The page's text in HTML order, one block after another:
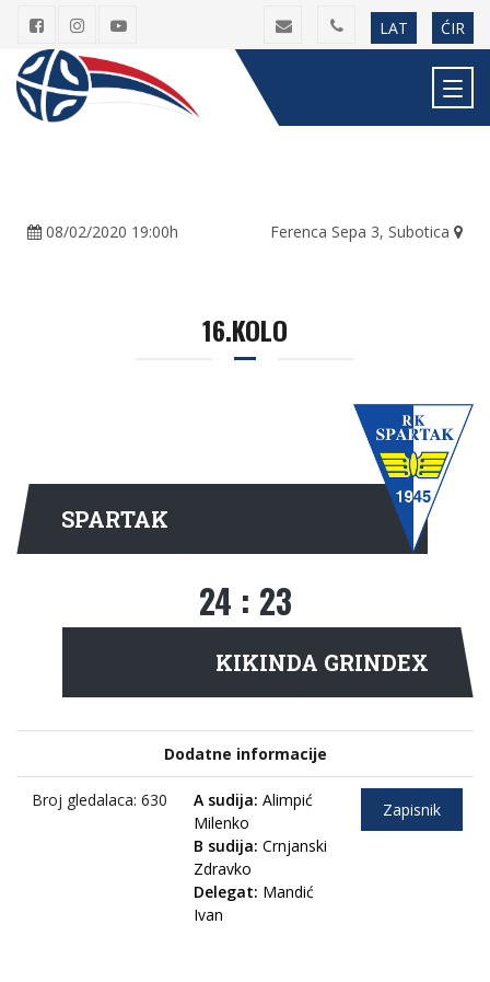
LAT ĆIR
08/02/2020 19:00h Ferenca Sepa 3, Subotica
16.KOLO
SPARTAK
24 : 23
(11:8)
KIKINDA GRINDEX
Dodatne informacije
Broj gledalaca: 630 A sudija: Alimpić
Milenko
B sudija: Crnjanski
Zdravko
Delegat: Mandić
Ivan
Zapisnik